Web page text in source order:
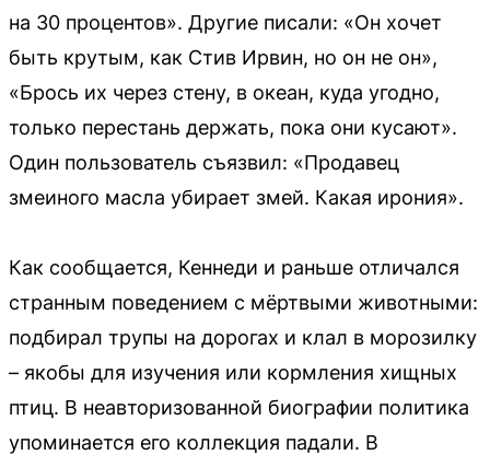
на 30 процентов». Другие писали: «Он хочет
быть крутым, как Стив Ирвин, но он не он»,
«Брось их через стену, в океан, куда угодно,
только перестань держать, пока они кусают».
Один пользователь съязвил: «Продавец
змеиного масла убирает змей. Какая ирония».
Как сообщается, Кеннеди и раньше отличался
странным поведением с мёртвыми животными:
подбирал трупы на дорогах и клал в морозилку
– якобы для изучения или кормления хищных
птиц. В неавторизованной биографии политика
упоминается его коллекция падали. В